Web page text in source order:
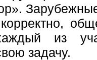
из
задачу.